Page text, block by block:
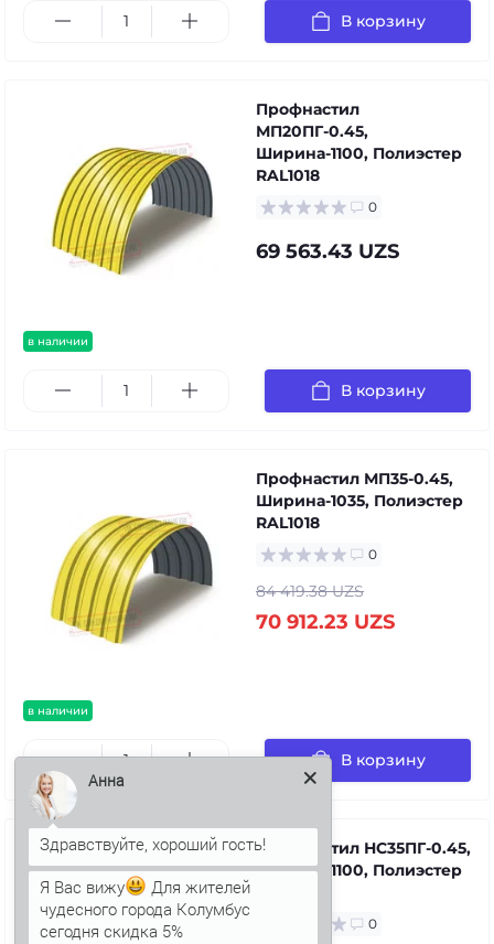
В корзину
в наличии
Профнастил
МП20ПГ-0.45,
Ширина-1100, Полиэстер
RAL1018
0
69 563.43 UZS
В корзину
в наличии
Профнастил МП35-0.45,
Ширина-1035, Полиэстер
RAL1018
0
84 419.38 UZS
70 912.23 UZS
В корзину
Профнастил НС35ПГ-0.45,
Ширина-1100, Полиэстер
0
Анна
Я Вас вижу
Для жителей
чудесного города Колумбус
сегодня скидка 5%